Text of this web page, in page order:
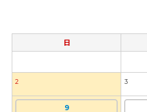
日
2 3
9